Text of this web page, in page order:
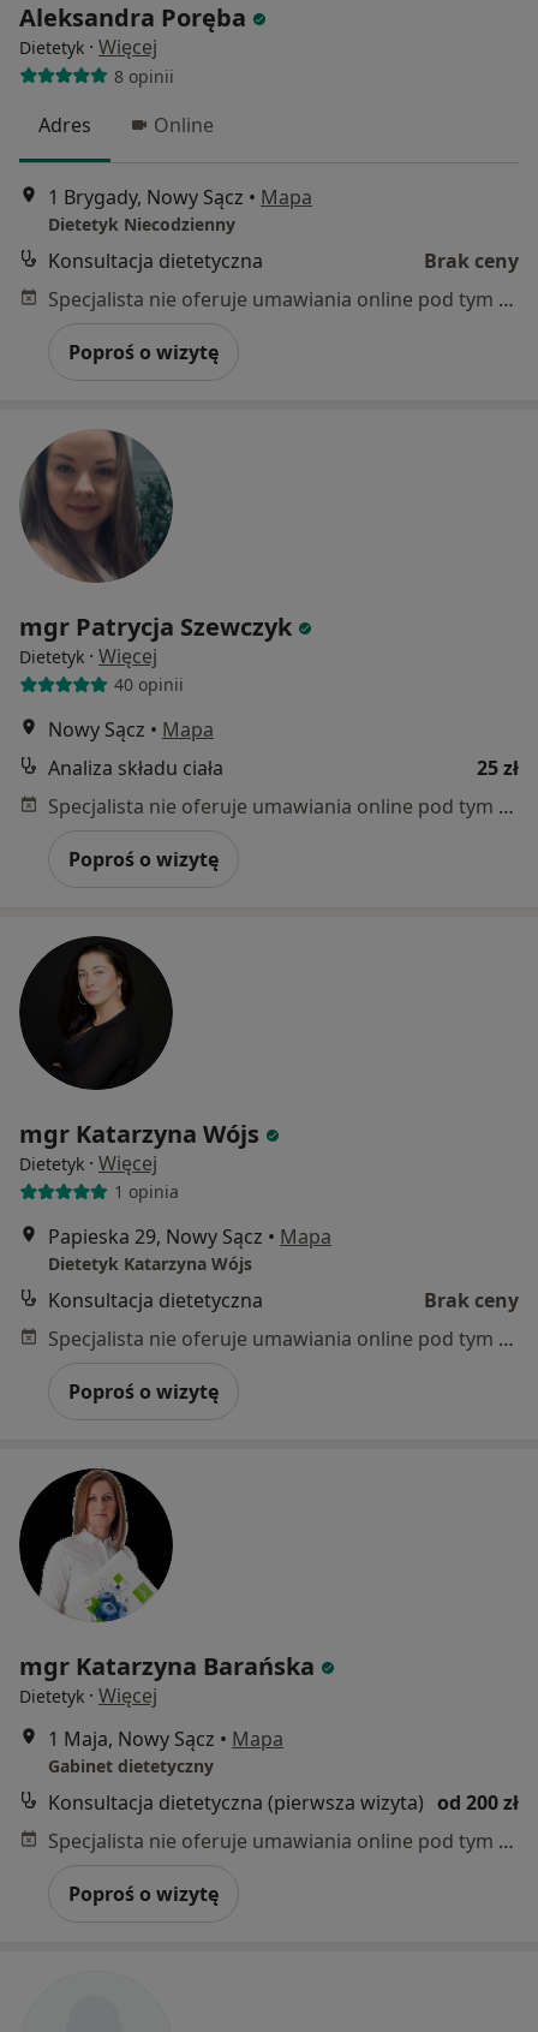
Aleksandra Poręba
Dietetyk · Więcej
8 opinii
Adres Online
1 Brygady, Nowy Sącz • Mapa
Dietetyk Niecodzienny
Konsultacja dietetyczna
Brak ceny
Specjalista nie oferuje umawiania online pod tym adresem.
Poproś o wizytę
mgr Patrycja Szewczyk
Dietetyk · Więcej
40 opinii
Nowy Sącz • Mapa
Analiza składu ciała
25 zł
Specjalista nie oferuje umawiania online pod tym adresem.
Poproś o wizytę
mgr Katarzyna Wójs
Dietetyk · Więcej
1 opinia
Papieska 29, Nowy Sącz • Mapa
Dietetyk Katarzyna Wójs
Konsultacja dietetyczna
Brak ceny
Specjalista nie oferuje umawiania online pod tym adresem.
Poproś o wizytę
mgr Katarzyna Barańska
Dietetyk · Więcej
1 Maja, Nowy Sącz • Mapa
Gabinet dietetyczny
Konsultacja dietetyczna (pierwsza wizyta) od 200 zł
Specjalista nie oferuje umawiania online pod tym adresem.
Poproś o wizytę